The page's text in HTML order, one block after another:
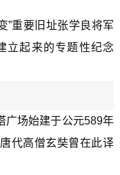
”重要旧址张学良将军
立起来的专题性纪念
广场始建于公元589年
代高僧玄奘曾在此译